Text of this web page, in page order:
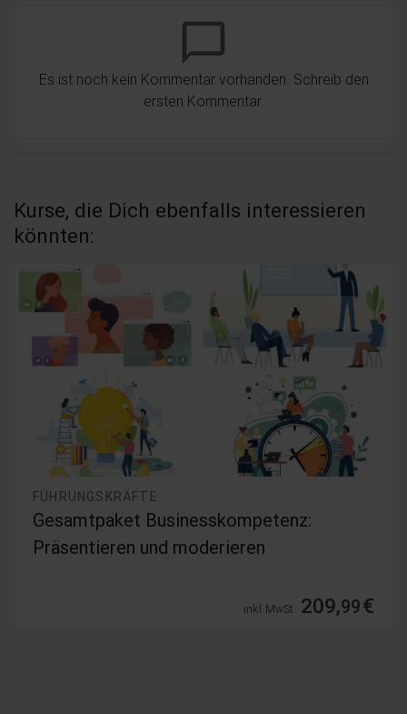
chat_bubble_outline
Es ist noch kein Kommentar vorhanden. Schreib den
ersten Kommentar.
Kurse, die Dich ebenfalls interessieren
könnten:
FÜHRUNGSKRÄFTE
Gesamtpaket Businesskompetenz:
Präsentieren und moderieren
inkl. MwSt. 209,99€